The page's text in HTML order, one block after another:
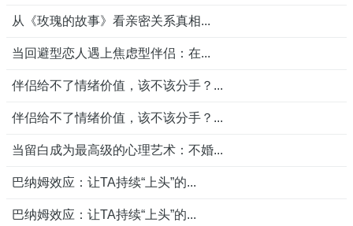
从《玫瑰的故事》看亲密关系真相...
当回避型恋人遇上焦虑型伴侣：在...
伴侣给不了情绪价值，该不该分手？...
伴侣给不了情绪价值，该不该分手？...
当留白成为最高级的心理艺术：不婚...
巴纳姆效应：让TA持续“上头”的...
巴纳姆效应：让TA持续“上头”的...